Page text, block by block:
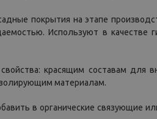
покрытия на этапе
Используют в качестве
красящим составам для
материалам.
в органические связующие